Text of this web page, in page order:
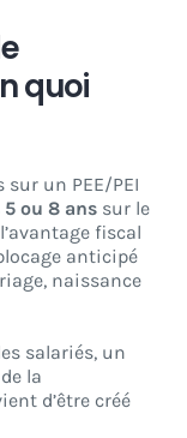
quoi
un PEE/PEI
5 ou 8 ans sur le
fiscal
anticipé
naissance
salariés, un
de la
d’être créé